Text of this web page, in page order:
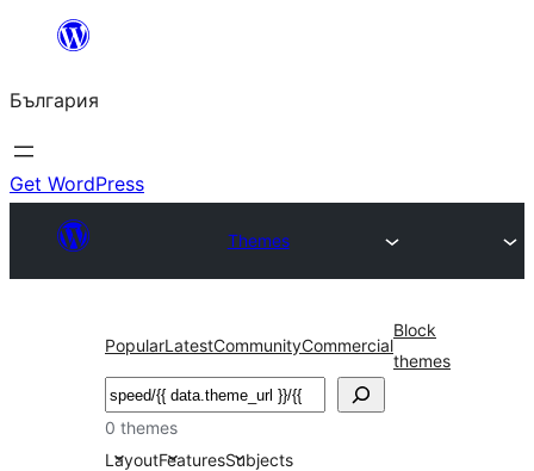
България
Get WordPress
Themes
PopularLatestCommunityCommercial
Block
themes
Търсене
0 themes
LayoutFeaturesSubjects